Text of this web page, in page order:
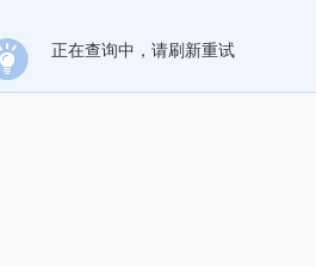
正在查询中，请刷新重试